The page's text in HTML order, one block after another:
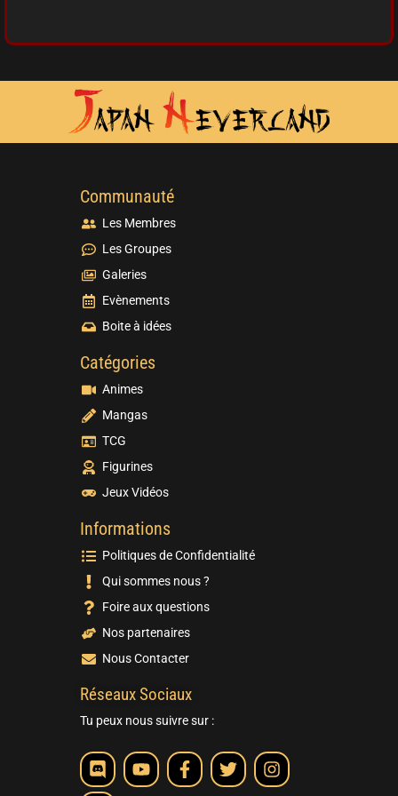
Communauté
Les Membres
Les Groupes
Galeries
Evènements
Boite à idées
Catégories
Animes
Mangas
TCG
Figurines
Jeux Vidéos
Informations
Politiques de Confidentialité
Qui sommes nous ?
Foire aux questions
Nos partenaires
Nous Contacter
Réseaux Sociaux
Tu peux nous suivre sur :